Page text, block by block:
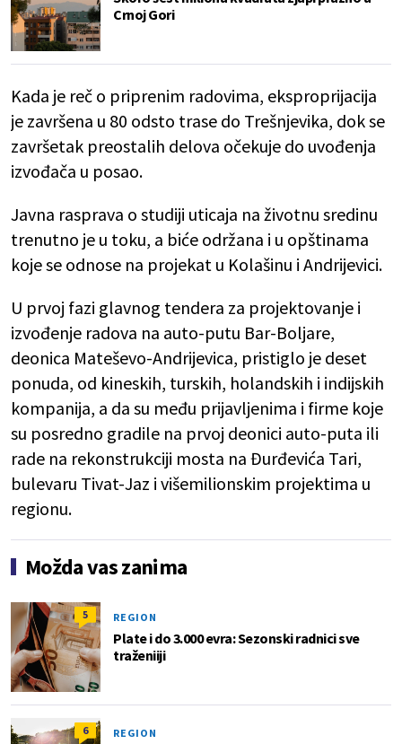
Crnoj Gori
Kada je reč o priprenim radovima, eksproprijacija
je završena u 80 odsto trase do Trešnjevika, dok se
završetak preostalih delova očekuje do uvođenja
izvođača u posao.
Javna rasprava o studiji uticaja na životnu sredinu
trenutno je u toku, a biće održana i u opštinama
koje se odnose na projekat u Kolašinu i Andrijevici.
U prvoj fazi glavnog tendera za projektovanje i
izvođenje radova na auto-putu Bar-Boljare,
deonica Mateševo-Andrijevica, pristiglo je deset
ponuda, od kineskih, turskih, holandskih i indijskih
kompanija, a da su među prijavljenima i firme koje
su posredno gradile na prvoj deonici auto-puta ili
rade na rekonstrukciji mosta na Đurđevića Tari,
bulevaru Tivat-Jaz i višemilionskim projektima u
regionu.
Možda vas zanima
5 REGION
Plate i do 3.000 evra: Sezonski radnici sve
traženiiji
6 REGION